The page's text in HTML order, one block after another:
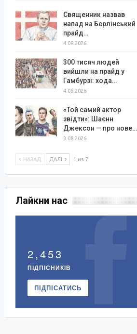
Священник назвав
напад на Берлінський
прайд…
4.08.2026
300 тисяч людей
вийшли на прайд у
Гамбурзі: хода…
4.08.2026
«Той самий актор
звідти»: Шаєнн
Джексон — про нове…
3.08.2026
НАЗАД ДАЛІ 1 из 7
Лайкни нас
2,453
ПІДПІСНИКІВ
ПІДПІСАТИСЬ